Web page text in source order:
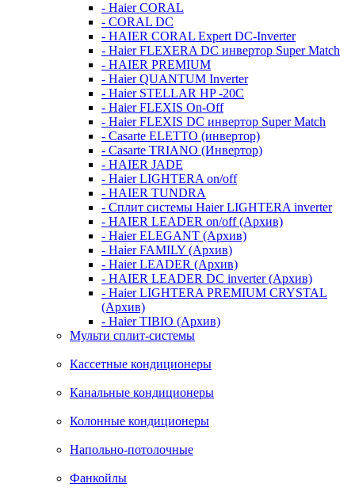
- Haier CORAL
- CORAL DC
- HAIER CORAL Expert DC-Inverter
- Haier FLEXERA DC инвертор Super Match
- HAIER PREMIUM
- Haier QUANTUM Inverter
- Haier STELLAR HP -20C
- Haier FLEXIS On-Off
- Haier FLEXIS DC инвертор Super Match
- Casarte ELETTO (инвертор)
- Casarte TRIANO (Инвертор)
- HAIER JADE
- Haier LIGHTERA on/off
- HAIER TUNDRA
- Сплит системы Haier LIGHTERA inverter
- HAIER LEADER on/off (Архив)
- Haier ELEGANT (Архив)
- Haier FAMILY (Архив)
- Haier LEADER (Архив)
- HAIER LEADER DC inverter (Архив)
- Haier LIGHTERA PREMIUM CRYSTAL
(Архив)
- Haier TIBIO (Архив)
Мульти сплит-системы
Кассетные кондиционеры
Канальные кондиционеры
Колонные кондиционеры
Напольно-потолочные
Фанкойлы